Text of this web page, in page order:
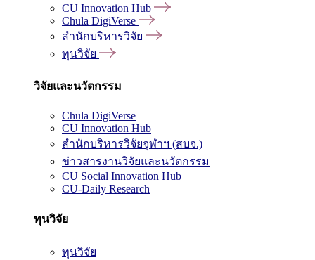
CU Innovation Hub
Chula DigiVerse
สำนักบริหารวิจัย
ทุนวิจัย
วิจัยและนวัตกรรม
Chula DigiVerse
CU Innovation Hub
สำนักบริหารวิจัยจุฬาฯ (สบจ.)
ข่าวสารงานวิจัยและนวัตกรรม
CU Social Innovation Hub
CU-Daily Research
ทุนวิจัย
ทุนวิจัย